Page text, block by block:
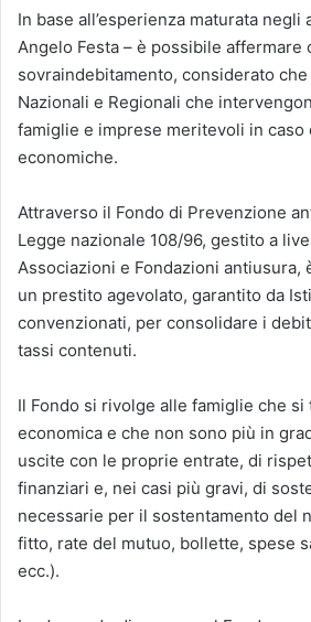
In base all’esperienza maturata negli
Angelo Festa – è possibile affermare
sovraindebitamento, considerato
Nazionali e Regionali che
famiglie e imprese meritevoli in caso
economiche.
Attraverso il Fondo di Prevenzione
Legge nazionale 108/96, gestito a
Associazioni e Fondazioni antiusura,
un prestito agevolato, garantito da
convenzionati, per consolidare i
tassi contenuti.
Il Fondo si rivolge alle famiglie che
economica e che non sono più in
uscite con le proprie entrate, di
finanziari e, nei casi più gravi, di
necessarie per il sostentamento del
fitto, rate del mutuo, bollette, spese
ecc.).